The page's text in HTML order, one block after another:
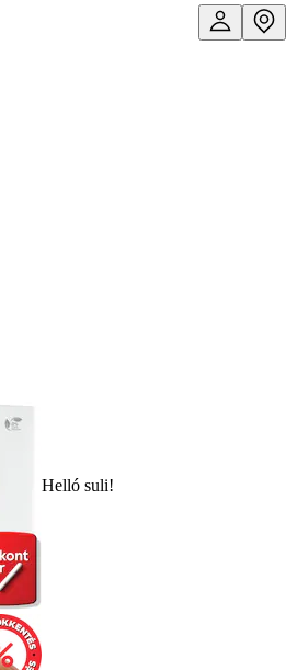
Helló suli!